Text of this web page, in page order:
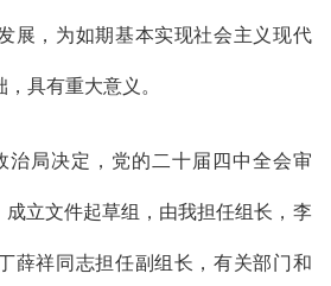
展，为如期基本实现社会主义现代
具有重大意义。
局决定，党的二十届四中全会审
成立文件起草组，由我担任组长，李
薛祥同志担任副组长，有关部门和